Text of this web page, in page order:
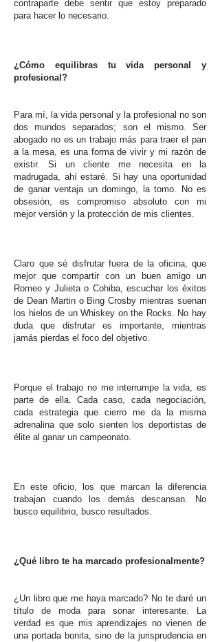
contraparte debe sentir que estoy preparado
para hacer lo necesario.
¿Cómo equilibras tu vida personal y
profesional?
Para mí, la vida personal y la profesional no son
dos mundos separados; son el mismo. Ser
abogado no es un trabajo más para traer el pan
a la mesa, es una forma de vivir y mi razón de
existir. Si un cliente me necesita en la
madrugada, ahí estaré. Si hay una oportunidad
de ganar ventaja un domingo, la tomo. No es
obsesión, es compromiso absoluto con mi
mejor versión y la protección de mis clientes.
Claro que sé disfrutar fuera de la oficina, que
mejor que compartir con un buen amigo un
Romeo y Julieta o Cohiba, escuchar los éxitos
de Dean Martin o Bing Crosby mientras suenan
los hielos de un Whiskey on the Rocks. No hay
duda que disfrutar es importante, mientras
jamás pierdas el foco del objetivo.
Porque el trabajo no me interrumpe la vida, es
parte de ella. Cada caso, cada negociación,
cada estrategia que cierro me da la misma
adrenalina que solo sienten los deportistas de
élite al ganar un campeonato.
En este oficio, los que marcan la diferencia
trabajan cuando los demás descansan. No
busco equilibrio, busco resultados.
¿Qué libro te ha marcado profesionalmente?
¿Un libro que me haya marcado? No te daré un
título de moda para sonar interesante. La
verdad es que mis aprendizajes no vienen de
una portada bonita, sino de la jurisprudencia en